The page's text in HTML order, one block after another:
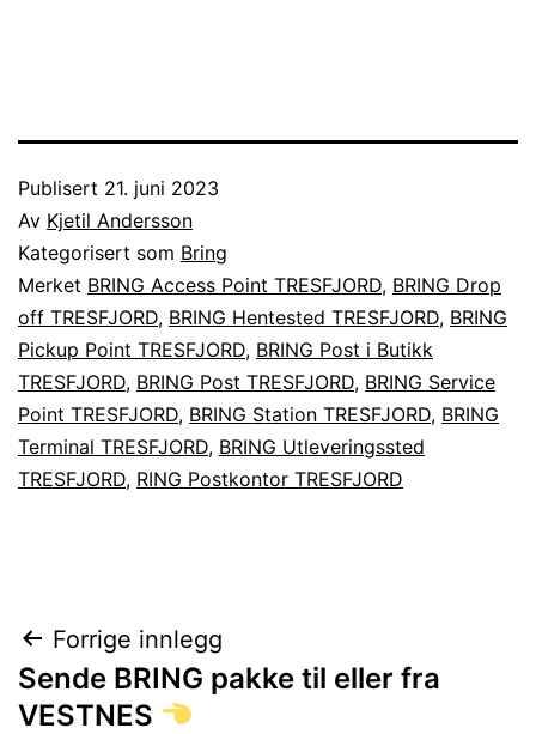
Publisert 21. juni 2023
Av Kjetil Andersson
Kategorisert som Bring
Merket BRING Access Point TRESFJORD, BRING Drop
off TRESFJORD, BRING Hentested TRESFJORD, BRING
Pickup Point TRESFJORD, BRING Post i Butikk
TRESFJORD, BRING Post TRESFJORD, BRING Service
Point TRESFJORD, BRING Station TRESFJORD, BRING
Terminal TRESFJORD, BRING Utleveringssted
TRESFJORD, RING Postkontor TRESFJORD
Innleggsnavigasjon
Forrige innlegg
Sende BRING pakke til eller fra
VESTNES